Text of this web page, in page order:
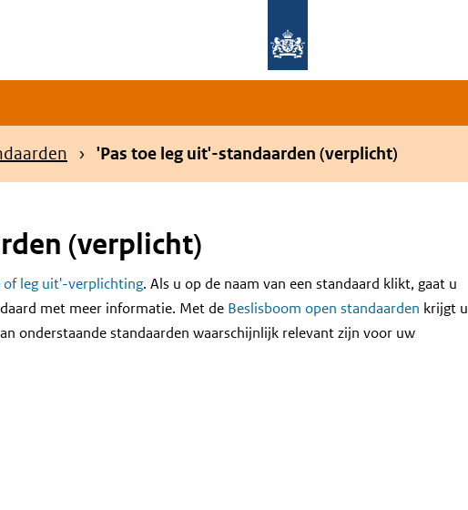
'Pas toe leg uit'-standaarden (verplicht)
(verplicht)
of leg uit'-verplichting. Als u op de naam van een standaard klikt, gaat u
met meer informatie. Met de Beslisboom open standaarden krijgt u
onderstaande standaarden waarschijnlijk relevant zijn voor uw